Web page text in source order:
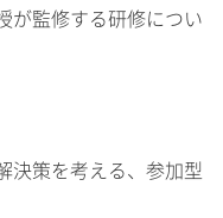
が監修する研修につい
決策を考える、参加型